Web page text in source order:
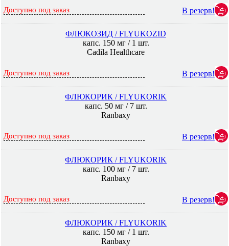
Доступно под заказ В резерв!
ФЛЮКОЗИД / FLYUKOZID
капс. 150 мг / 1 шт.
Cadila Healthcare
Доступно под заказ В резерв!
ФЛЮКОРИК / FLYUKORIK
капс. 50 мг / 7 шт.
Ranbaxy
Доступно под заказ В резерв!
ФЛЮКОРИК / FLYUKORIK
капс. 100 мг / 7 шт.
Ranbaxy
Доступно под заказ В резерв!
ФЛЮКОРИК / FLYUKORIK
капс. 150 мг / 1 шт.
Ranbaxy